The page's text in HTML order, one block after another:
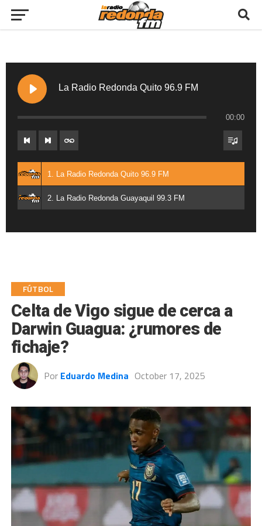
La Radio Redonda Quito 96.9 FM
00:00
1. La Radio Redonda Quito 96.9 FM
2. La Radio Redonda Guayaquil 99.3 FM
FÚTBOL
Celta de Vigo sigue de cerca a
Darwin Guagua: ¿rumores de
fichaje?
Por Eduardo Medina October 17, 2025